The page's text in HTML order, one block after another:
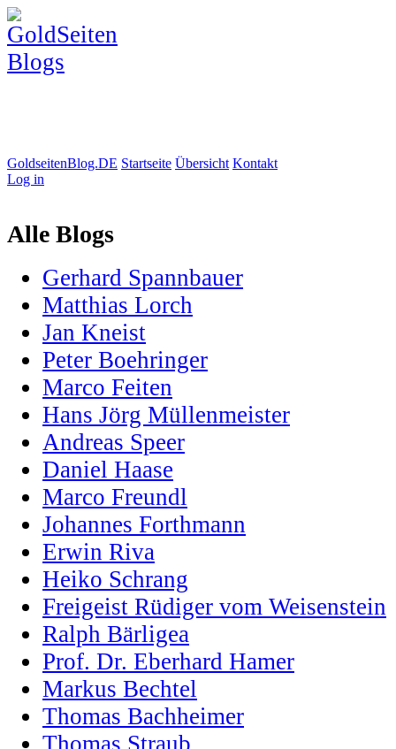
GoldseitenBlog.DE Startseite Übersicht Kontakt
Log in
Alle Blogs
Gerhard Spannbauer
Matthias Lorch
Jan Kneist
Peter Boehringer
Marco Feiten
Hans Jörg Müllenmeister
Andreas Speer
Daniel Haase
Marco Freundl
Johannes Forthmann
Erwin Riva
Heiko Schrang
Freigeist Rüdiger vom Weisenstein
Ralph Bärligea
Prof. Dr. Eberhard Hamer
Markus Bechtel
Thomas Bachheimer